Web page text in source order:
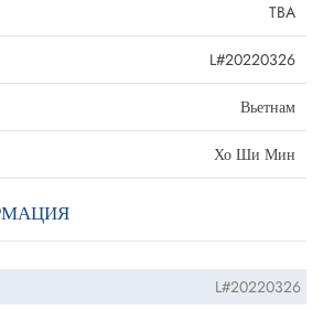
TBA
L#20220326
Вьетнам
Хо Ши Мин
L#20220326